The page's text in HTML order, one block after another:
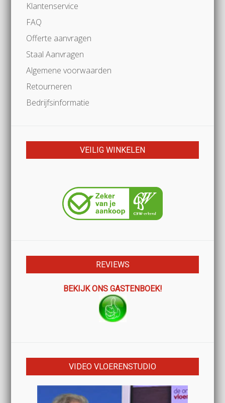
Klantenservice
FAQ
Offerte aanvragen
Staal Aanvragen
Algemene voorwaarden
Retourneren
Bedrijfsinformatie
VEILIG WINKELEN
REVIEWS
BEKIJK ONS GASTENBOEK!
VIDEO VLOERENSTUDIO